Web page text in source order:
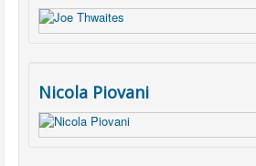
Nicola Piovani